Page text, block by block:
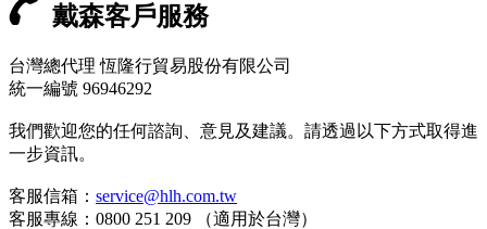
戴森客戶服務
台灣總代理 恆隆行貿易股份有限公司
統一編號 96946292
我們歡迎您的任何諮詢、意見及建議。請透過以下方式取得進
一步資訊。
客服信箱： service@hlh.com.tw
客服專線：0800 251 209 （適用於台灣）